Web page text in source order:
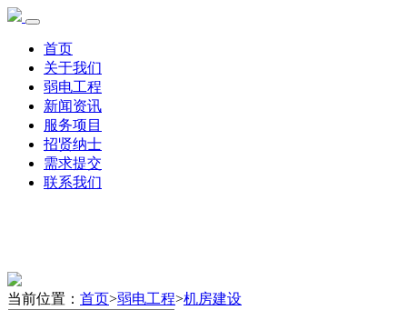
首页
关于我们
弱电工程
新闻资讯
服务项目
招贤纳士
需求提交
联系我们
当前位置： 首页>弱电工程>机房建设